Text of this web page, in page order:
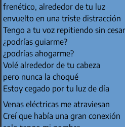
frenético, alrededor de tu luz
envuelto en una triste distracción
Tengo a tu voz repitiendo sin cesar
¿podrías guiarme?
¿podrías ahogarme?
Volé alrededor de tu cabeza
pero nunca la choqué
Estoy cegado por tu luz de día
Venas eléctricas me atraviesan
Creí que había una gran conexión